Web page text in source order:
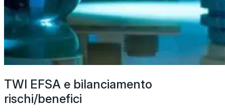
TWI EFSA e bilanciamento
rischi/benefici